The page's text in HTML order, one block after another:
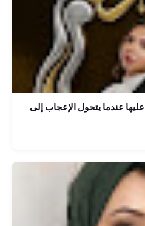
عندما يتحول الإعجاب إلى